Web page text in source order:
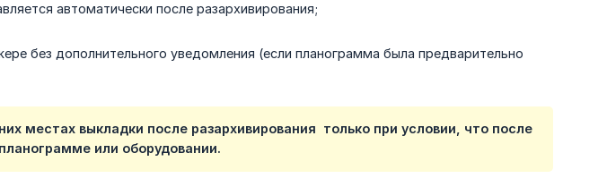
автоматически после разархивирования;
без дополнительного уведомления (если планограмма была предварительно
местах выкладки после разархивирования только при условии, что после
или оборудовании.